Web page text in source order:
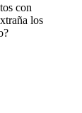
con
los